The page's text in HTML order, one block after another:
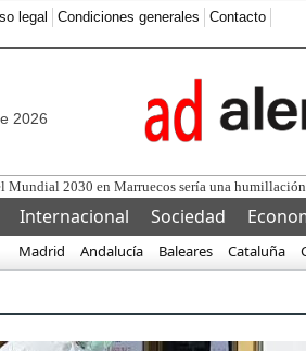
legal Condiciones generales Contacto
2026
Mundial 2030 en Marruecos sería una humillación
Internacional Sociedad
Madrid Andalucía Baleares Cataluña